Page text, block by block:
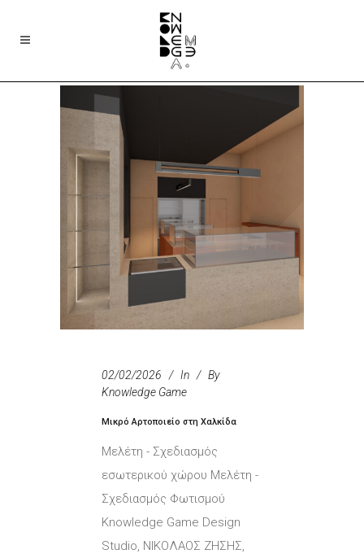
02/02/2026 In
By
Knowledge Game
Μικρό Αρτοποιείο στη Χαλκίδα
Μελέτη - Σχεδιασμός
εσωτερικού χώρου Μελέτη -
Σχεδιασμός Φωτισμού
Knowledge Game Design
Studio, ΝΙΚΟΛΑΟΣ ΖΗΣΗΣ,